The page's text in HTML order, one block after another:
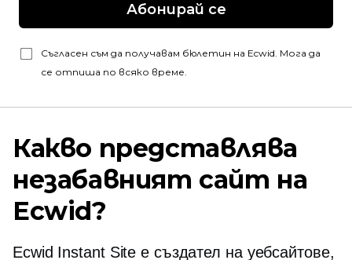
Абонирай се
Съгласен съм да получавам бюлетин на Ecwid. Мога да
се отпиша по всяко време.
Какво представлява
незабавният сайт на
Ecwid?
Ecwid Instant Site е създател на уебсайтове,